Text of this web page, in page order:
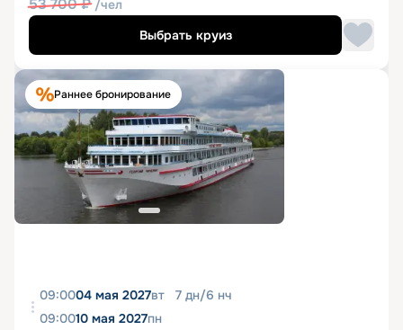
53 700₽ /чел
Выбрать круиз
Раннее бронирование
09:0004 мая 2027вт 7 дн/6 нч
09:0010 мая 2027пн